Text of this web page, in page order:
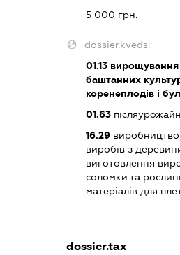
5 000 грн.
dossier.kveds:
01.13вирощування
баштанних
коренеплодів і
01.63
16.29виробництво
виробів з
виготовлення
соломки та
матеріалів для
dossier.tax